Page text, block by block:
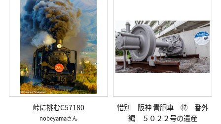
峠に挑むC57180
nobeyama
惜別 阪神 青胴車 ⑰ 番外
編 ５０２２号の遺産